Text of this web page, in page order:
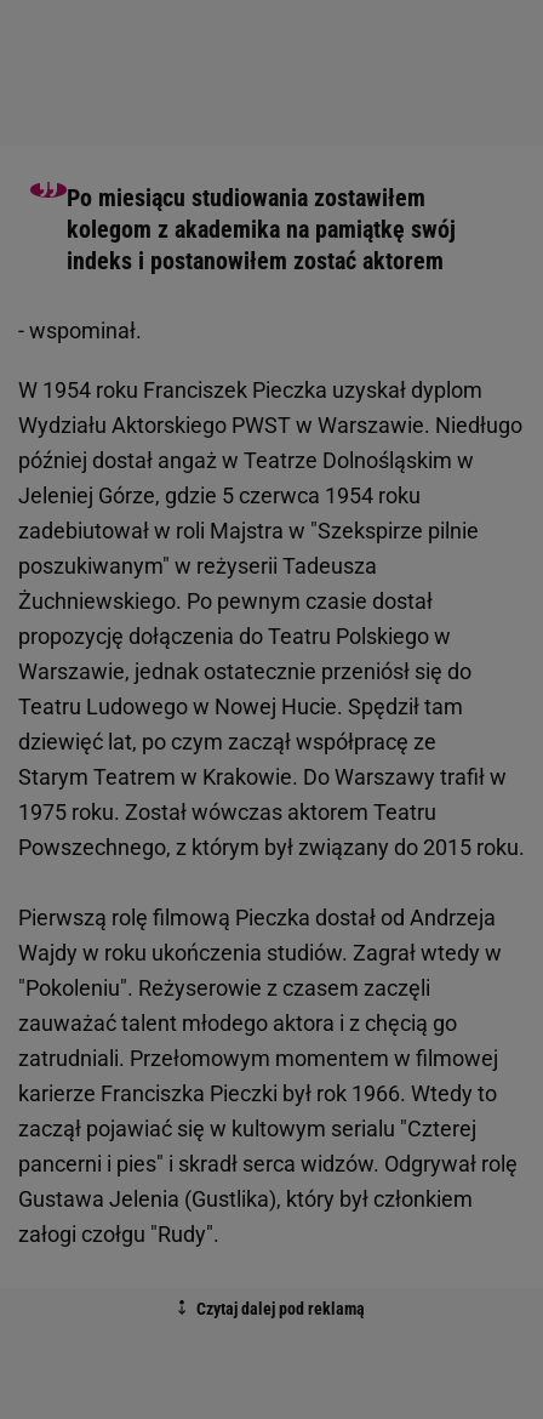
Po miesiącu studiowania zostawiłem
kolegom z akademika na pamiątkę swój
indeks i postanowiłem zostać aktorem
- wspominał.
W 1954 roku Franciszek Pieczka uzyskał dyplom
Wydziału Aktorskiego PWST w Warszawie. Niedługo
później dostał angaż w Teatrze Dolnośląskim w
Jeleniej Górze, gdzie 5 czerwca 1954 roku
zadebiutował w roli Majstra w "Szekspirze pilnie
poszukiwanym" w reżyserii Tadeusza
Żuchniewskiego. Po pewnym czasie dostał
propozycję dołączenia do Teatru Polskiego w
Warszawie, jednak ostatecznie przeniósł się do
Teatru Ludowego w Nowej Hucie. Spędził tam
dziewięć lat, po czym zaczął współpracę ze
Starym Teatrem w Krakowie. Do Warszawy trafił w
1975 roku. Został wówczas aktorem Teatru
Powszechnego, z którym był związany do 2015 roku.
Pierwszą rolę filmową Pieczka dostał od Andrzeja
Wajdy w roku ukończenia studiów. Zagrał wtedy w
"Pokoleniu". Reżyserowie z czasem zaczęli
zauważać talent młodego aktora i z chęcią go
zatrudniali. Przełomowym momentem w filmowej
karierze Franciszka Pieczki był rok 1966. Wtedy to
zaczął pojawiać się w kultowym serialu "Czterej
pancerni i pies" i skradł serca widzów. Odgrywał rolę
Gustawa Jelenia (Gustlika), który był członkiem
załogi czołgu "Rudy".